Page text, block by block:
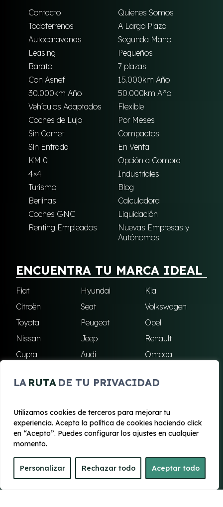
LA RUTA DE TU PRIVACIDAD
Utilizamos cookies de terceros para mejorar tu
experiencia. Acepta la política de cookies haciendo click
en “Acepto”. Puedes configurar los ajustes en cualquier
momento.
Personalizar Rechazar todo Aceptar todo
Contacto
Quienes Somos
Todoterrenos
A Largo Plazo
Autocaravanas
Segunda Mano
Leasing
Pequeños
Barato
7 plazas
Con Asnef
15.000km Año
30.000km Año
50.000km Año
Vehículos Adaptados
Flexible
Coches de Lujo
Por Meses
Sin Carnet
Compactos
Sin Entrada
En Venta
KM 0
Opción a Compra
4×4
Industriales
Turismo
Blog
Berlinas
Calculadora
Coches GNC
Liquidación
Renting Empleados
Nuevas Empresas y
Autónomos
ENCUENTRA TU MARCA IDEAL
Fiat Hyundai
Kia
Citroën
Seat
Volkswagen
Toyota
Peugeot
Opel
Nissan
Jeep
Renault
Cupra
Audi
Omoda
Skoda
Ford Todas las marcas
© 2020 - 2026 Renting Mallorca
Aviso legal y Privacidad